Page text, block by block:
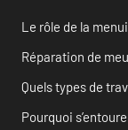
Le rôle de la
Réparation de
Quels types de
Pourquoi